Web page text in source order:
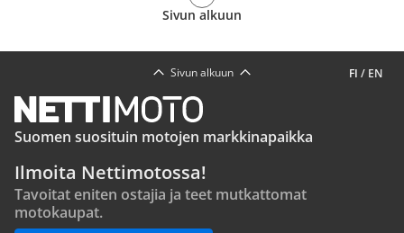
Sivun alkuun
FI / EN
Sivun alkuun
Suomen suosituin motojen markkinapaikka
Ilmoita Nettimotossa!
Tavoitat eniten ostajia ja teet mutkattomat
motokaupat.